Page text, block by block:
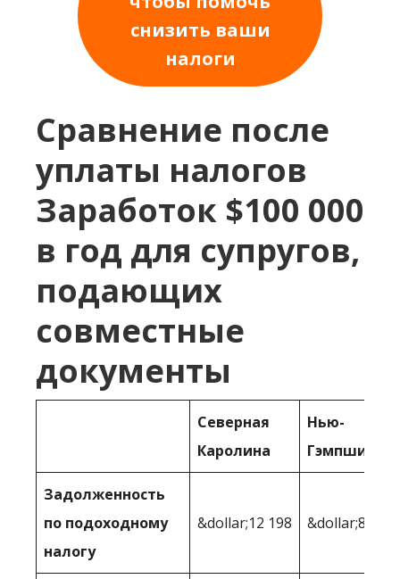
снизить ваши
налоги
Сравнение после
уплаты налогов
Заработок $100 000
в год для супругов,
подающих
совместные
документы
Северная
Каролина
Нью-
Гэмпшир
Задолженность
по подоходному
налогу
&dollar;12 198 &dollar;8 481